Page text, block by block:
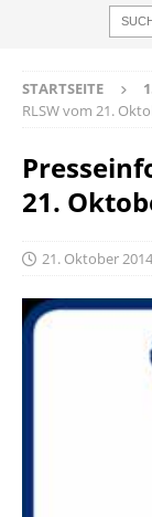
STARTSEITE
RLSW vom 21.
21.
21. Oktober 2014